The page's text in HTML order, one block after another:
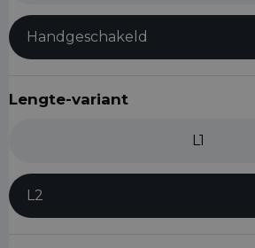
Handgeschakeld
Lengte-variant
L1
L2